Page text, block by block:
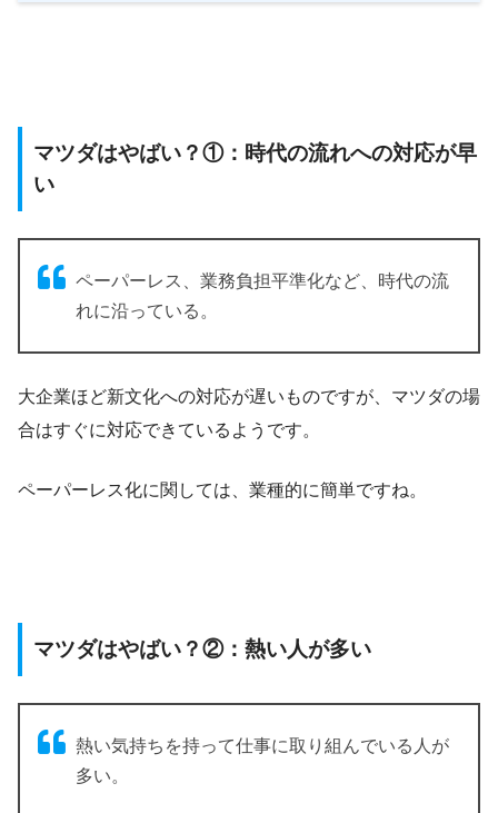
マツダはやばい？①：時代の流れへの対応が早
い
ペーパーレス、業務負担平準化など、時代の流
れに沿っている。
大企業ほど新文化への対応が遅いものですが、マツダの場
合はすぐに対応できているようです。
ペーパーレス化に関しては、業種的に簡単ですね。
マツダはやばい？②：熱い人が多い
熱い気持ちを持って仕事に取り組んでいる人が
多い。